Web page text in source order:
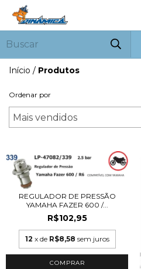
Início / Produtos
Ordenar por
REGULADOR DE PRESSÃO
YAMAHA FAZER 600 /...
R$102,95
12 x de R$8,58 sem juros